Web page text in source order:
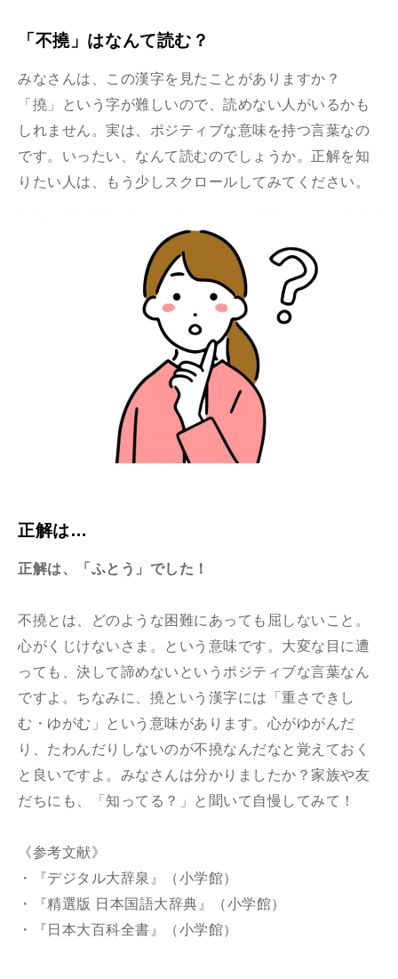
「不撓」はなんて読む？
みなさんは、この漢字を見たことがありますか？
「撓」という字が難しいので、読めない人がいるかも
しれません。実は、ポジティブな意味を持つ言葉なの
です。いったい、なんて読むのでしょうか。正解を知
りたい人は、もう少しスクロールしてみてください。
正解は…
正解は、「ふとう」でした！
不撓とは、どのような困難にあっても屈しないこと。
心がくじけないさま。という意味です。大変な目に遭
っても、決して諦めないというポジティブな言葉なん
ですよ。ちなみに、撓という漢字には「重さできし
む・ゆがむ」という意味があります。心がゆがんだ
り、たわんだりしないのが不撓なんだなと覚えておく
と良いですよ。みなさんは分かりましたか？家族や友
だちにも、「知ってる？」と聞いて自慢してみて！
《参考文献》
・『デジタル大辞泉』（小学館）
・『精選版 日本国語大辞典』（小学館）
・『日本大百科全書』（小学館）